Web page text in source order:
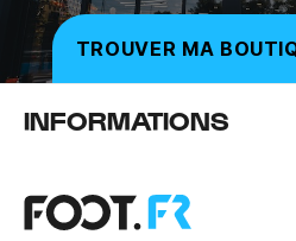
TROUVER MA
INFORMATIONS